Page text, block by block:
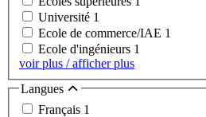
Université 1
Ecole de commerce/IAE 1
Ecole d'ingénieurs 1
voir plus / afficher plus
Langues
Français 1